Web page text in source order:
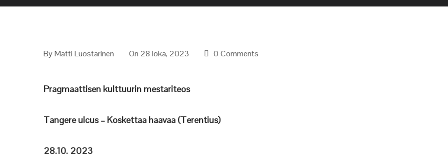
ByMatti Luostarinen On 28 loka, 2023 0 Comments
Pragmaattisen kulttuurin mestariteos
Tangere ulcus – Koskettaa haavaa (Terentius)
28.10. 2023